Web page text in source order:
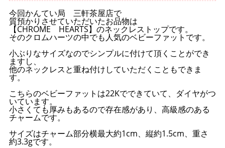
今回かんてい局 三軒茶屋店で
質預かりさせていただいたお品物は
【CHROME HEARTS】のネックレストップです。
そのクロムハーツの中でも人気のベビーファットです。
小ぶりなサイズなのでシンプルに付けて頂くことができ
ますし、
他のネックレスと重ね付けしていただくこともできま
す。
こちらのベビーファットは22Kでできていて、ダイヤがつ
いています。
小さくても厚みもあるので存在感があり、高級感のある
チャームです。
サイズはチャーム部分横最大約1cm、縦約1.5cm、重さ
約3.3gです。